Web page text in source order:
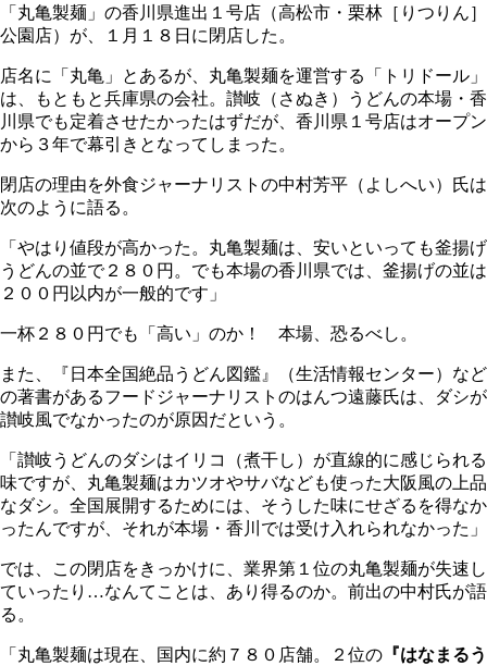
「丸亀製麺」の香川県進出１号店（高松市・栗林［りつりん］
公園店）が、１月１８日に閉店した。
店名に「丸亀」とあるが、丸亀製麺を運営する「トリドール」
は、もともと兵庫県の会社。讃岐（さぬき）うどんの本場・香
川県でも定着させたかったはずだが、香川県１号店はオープン
から３年で幕引きとなってしまった。
閉店の理由を外食ジャーナリストの中村芳平（よしへい）氏は
次のように語る。
「やはり値段が高かった。丸亀製麺は、安いといっても釜揚げ
うどんの並で２８０円。でも本場の香川県では、釜揚げの並は
２００円以内が一般的です」
一杯２８０円でも「高い」のか！ 本場、恐るべし。
また、『日本全国絶品うどん図鑑』（生活情報センター）など
の著書があるフードジャーナリストのはんつ遠藤氏は、ダシが
讃岐風でなかったのが原因だという。
「讃岐うどんのダシはイリコ（煮干し）が直線的に感じられる
味ですが、丸亀製麺はカツオやサバなども使った大阪風の上品
なダシ。全国展開するためには、そうした味にせざるを得なか
ったんですが、それが本場・香川では受け入れられなかった」
では、この閉店をきっかけに、業界第１位の丸亀製麺が失速し
ていったり…なんてことは、あり得るのか。前出の中村氏が語
る。
「丸亀製麺は現在、国内に約７８０店舗。２位の 『はなまるう